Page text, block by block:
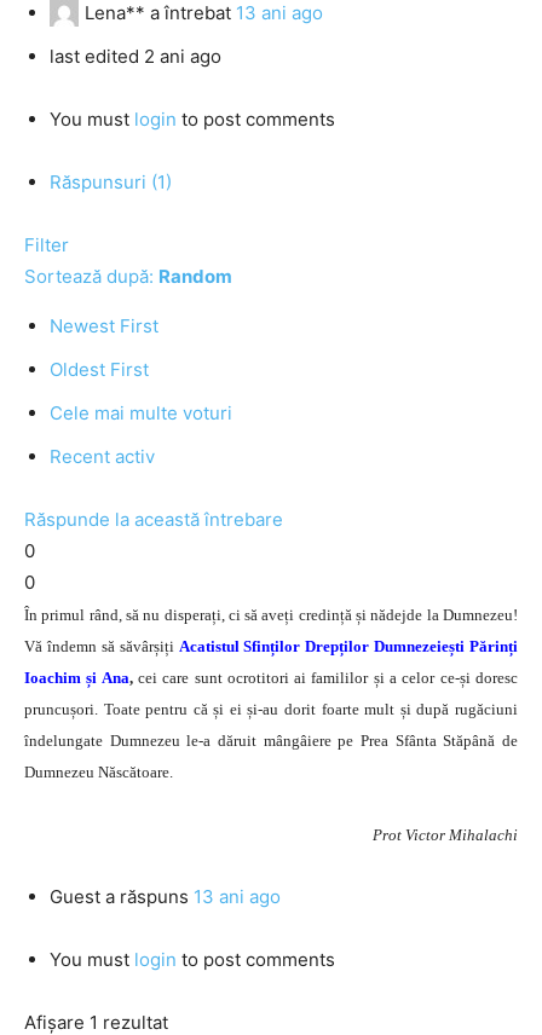
Lena** a întrebat 13 ani ago
last edited 2 ani ago
You must login to post comments
Răspunsuri (1)
Filter
Sortează după: Random
Newest First
Oldest First
Cele mai multe voturi
Recent activ
Răspunde la această întrebare
0
0
În primul rând, să nu disperați, ci să aveți credință și nădejde la Dumnezeu!
Vă îndemn să săvârșiți Acatistul Sfinților Drepților Dumnezeiești Părinți
Ioachim și Ana, cei care sunt ocrotitori ai famililor și a celor ce-și doresc
pruncușori. Toate pentru că și ei și-au dorit foarte mult și după rugăciuni
îndelungate Dumnezeu le-a dăruit mângâiere pe Prea Sfânta Stăpână de
Dumnezeu Născătoare.
Prot Victor Mihalachi
Guest a răspuns 13 ani ago
You must login to post comments
Afișare 1 rezultat